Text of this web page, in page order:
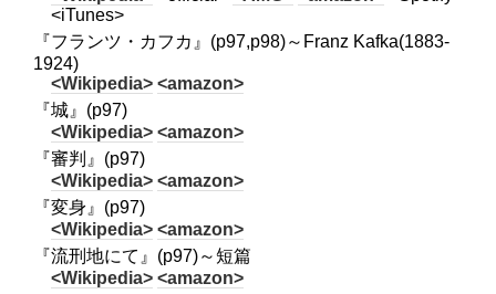
<iTunes>
『フランツ・カフカ』(p97,p98)～Franz Kafka(1883-
1924)
<Wikipedia> <amazon>
『城』(p97)
<Wikipedia> <amazon>
『審判』(p97)
<Wikipedia> <amazon>
『変身』(p97)
<Wikipedia> <amazon>
『流刑地にて』(p97)～短篇
<Wikipedia> <amazon>